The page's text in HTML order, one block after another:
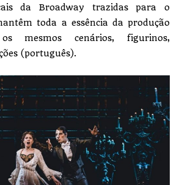
da Broadway trazidas para o
toda a essência da produção
mesmos cenários, figurinos,
(português).